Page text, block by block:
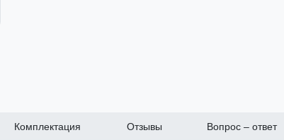
Комплектация Отзывы
Вопрос – ответ